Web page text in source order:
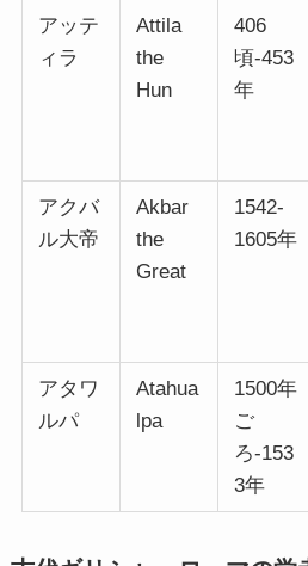
アッテ
ィラ
Attila
the
Hun
406
頃-453
年
アクバ
ル大帝
Akbar
the
Great
1542-
1605年
アタワ
ルパ
Atahua
lpa
1500年
ご
ろ-153
3年